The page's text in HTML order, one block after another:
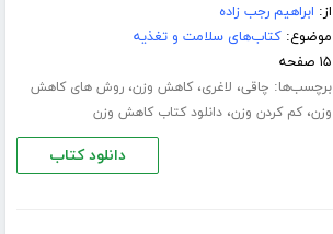
از: ابراهیم رجب زاده
موضوع:کتاب‌های سلامت و تغذیه
۱۵ صفحه
برچسب‌ها: چاقی، لاغری،کاهش وزن،روش های کاهش
وزن،کم کردن وزن،دانلود کتاب کاهش وزن
دانلود کتاب